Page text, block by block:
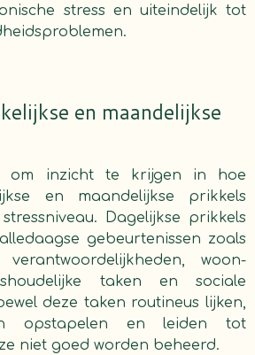
stress en uiteindelijk tot
en maandelijkse
om inzicht te krijgen in hoe
en maandelijkse prikkels
Dagelijkse prikkels
gebeurtenissen zoals
verantwoordelijkheden, woon-
taken en sociale
deze taken routineus lijken,
opstapelen en leiden tot
niet goed worden beheerd.